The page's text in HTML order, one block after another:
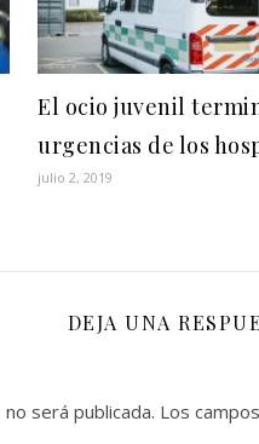
El ocio juvenil
urgencias de los
julio 2, 2019
DEJA UNA
será publicada. Los